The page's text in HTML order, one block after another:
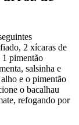
2 xícaras de
1 pimentão
salsinha e
e o pimentão
o bacalhau
refogando por